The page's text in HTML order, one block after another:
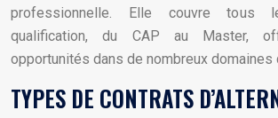
professionnelle. Elle couvre tous
qualification, du CAP au Master,
opportunités dans de nombreux domaines
TYPES DE CONTRATS